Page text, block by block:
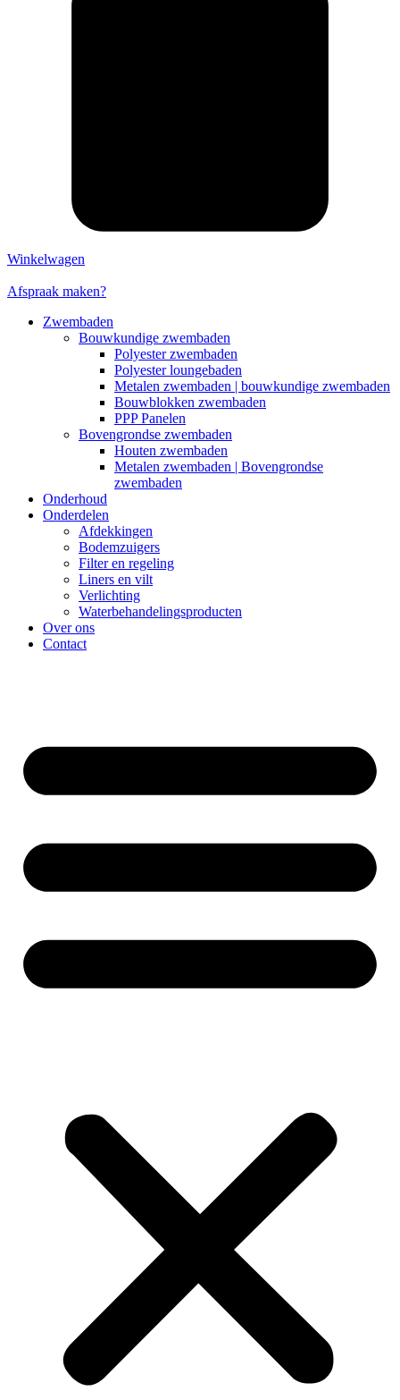
Winkelwagen
Afspraak maken?
Zwembaden
Bouwkundige zwembaden
Polyester zwembaden
Polyester loungebaden
Metalen zwembaden | bouwkundige zwembaden
Bouwblokken zwembaden
PPP Panelen
Bovengrondse zwembaden
Houten zwembaden
Metalen zwembaden | Bovengrondse
zwembaden
Onderhoud
Onderdelen
Afdekkingen
Bodemzuigers
Filter en regeling
Liners en vilt
Verlichting
Waterbehandelingsproducten
Over ons
Contact